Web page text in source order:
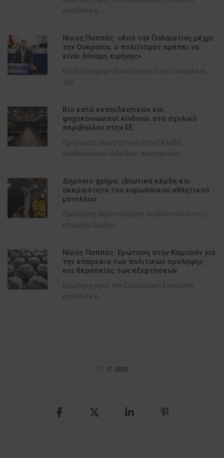
κατέθεσε ο...
Νίκος Παππάς: «Από την Παλαιστίνη μέχρι
την Ουκρανία, ο πολιτισμός πρέπει να
είναι δύναμη ειρήνης»
Κατά τη σημερινή συζήτηση στην Ολομέλεια
του...
Βία κατά εκπαιδευτικών και
ψυχοκοινωνικοί κίνδυνοι στο σχολικό
περιβάλλον στην ΕΕ
Πρόσφατα περιστατικά στην Ελλάδα
αναδεικνύουν ενδείξεις ανεπαρκούς...
Δημόσιο χρήμα, ιδιωτικά κέρδη και
ακεραιότητα του ευρωπαϊκού αθλητικού
μοντέλου
Πρόσφατα δημοσιεύματα αναδεικνύουν ότι η
εταιρεία Qualco,...
Νίκος Παππάς: Ερώτηση στην Κομισιόν για
την επάρκεια των πολιτικών πρόληψης
και θεραπείας των εξαρτήσεων
Ερώτηση προς την Ευρωπαϊκή Επιτροπή
κατέθεσε ο...
17 LIKES